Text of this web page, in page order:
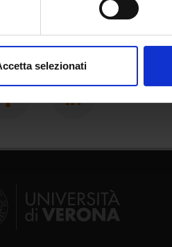
dalla Dichiarazione sui cookie.
selezionati